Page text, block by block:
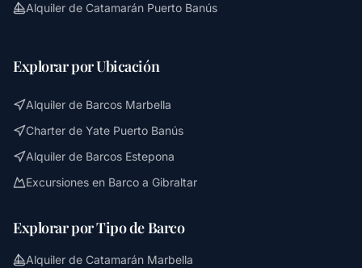
Alquiler de Catamarán Puerto Banús
Explorar por Ubicación
Alquiler de Barcos Marbella
Charter de Yate Puerto Banús
Alquiler de Barcos Estepona
Excursiones en Barco a Gibraltar
Explorar por Tipo de Barco
Alquiler de Catamarán Marbella